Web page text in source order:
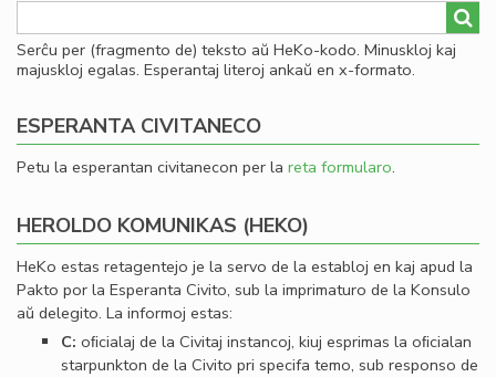
Serĉu per (fragmento de) teksto aŭ HeKo-kodo. Minuskloj kaj
majuskloj egalas. Esperantaj literoj ankaŭ en x-formato.
ESPERANTA CIVITANECO
Petu la esperantan civitanecon per la reta formularo.
HEROLDO KOMUNIKAS (HEKO)
HeKo estas retagentejo je la servo de la establoj en kaj apud la
Pakto por la Esperanta Civito, sub la imprimaturo de la Konsulo
aŭ delegito. La informoj estas:
C: oﬁcialaj de la Civitaj instancoj, kiuj esprimas la oﬁcialan
starpunkton de la Civito pri specifa temo, sub responso de